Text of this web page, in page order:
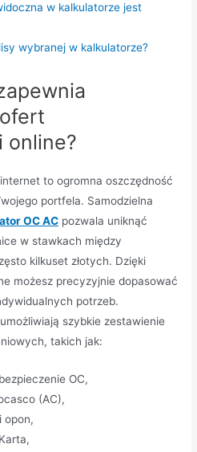
w kalkulatorze jest
wybranej w kalkulatorze?
online?
to ogromna oszczędność
portfela. Samodzielna
OC AC pozwala uniknąć
w stawkach między
kilkuset złotych. Dzięki
możesz precyzyjnie dopasować
potrzeb.
szybkie zestawienie
takich jak:
OC,
(AC),
opon,